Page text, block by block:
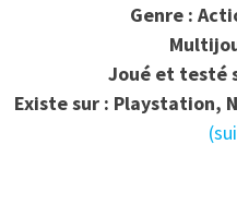
Genre :
Joué et testé
Existe sur : Playstation,